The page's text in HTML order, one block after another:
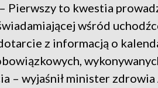
Pierwszy to kwestia
wśród
z informacją o
– wyjaśnił minister zdrowia